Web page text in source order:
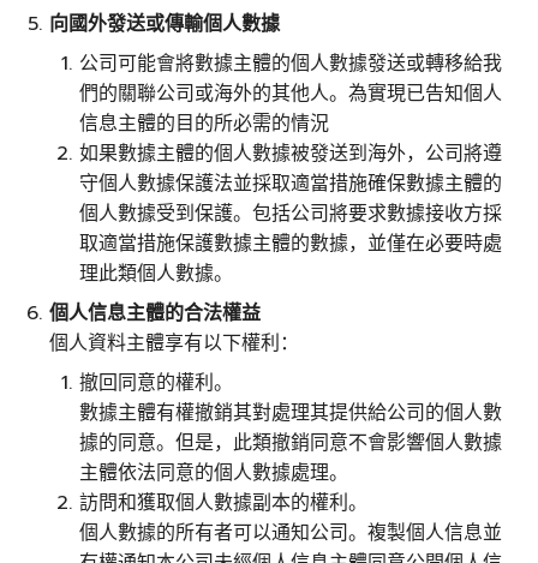
向國外發送或傳輸個人數據
公司可能會將數據主體的個人數據發送或轉移給我
們的關聯公司或海外的其他人。為實現已告知個人
信息主體的目的所必需的情況
如果數據主體的個人數據被發送到海外，公司將遵
守個人數據保護法並採取適當措施確保數據主體的
個人數據受到保護。包括公司將要求數據接收方採
取適當措施保護數據主體的數據，並僅在必要時處
理此類個人數據。
個人信息主體的合法權益
個人資料主體享有以下權利：
撤回同意的權利。
數據主體有權撤銷其對處理其提供給公司的個人數
據的同意。但是，此類撤銷同意不會影響個人數據
主體依法同意的個人數據處理。
訪問和獲取個人數據副本的權利。
個人數據的所有者可以通知公司。複製個人信息並